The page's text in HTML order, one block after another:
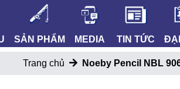
SẢN PHẨM MEDIA TIN TỨC
Trang chủ Noeby Pencil NBL